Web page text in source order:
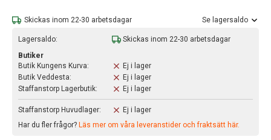
Skickas inom 22-30 arbetsdagar Se lagersaldo
Lagersaldo:
Skickas inom 22-30 arbetsdagar
Butiker
Butik Kungens Kurva:
Ej i lager
Butik Veddesta:
Ej i lager
Staffanstorp Lagerbutik:
Ej i lager
Staffanstorp Huvudlager:
Ej i lager
Har du fler frågor? Läs mer om våra leveranstider och fraktsätt här.